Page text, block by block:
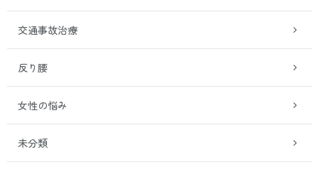
交通事故治療
反り腰
女性の悩み
未分類